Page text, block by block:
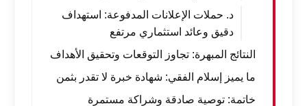
د. حملات الإعلانات المدفوعة: استهداف
دقيق وعائد استثماري مرتفع
النتائج المبهرة: تجاوز التوقعات وتحقيق الأهداف
ما يميز إسلام الفقي: شهادة خبرة لا تقدر بثمن
خاتمة: توصية صادقة وشراكة مستمرة